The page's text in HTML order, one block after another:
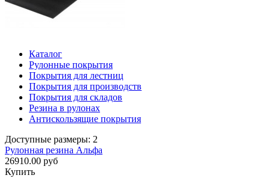
Каталог
Рулонные покрытия
Покрытия для лестниц
Покрытия для производств
Покрытия для складов
Резина в рулонах
Антискользящие покрытия
Доступные размеры: 2
Рулонная резина Альфа
26910.00 руб
Купить